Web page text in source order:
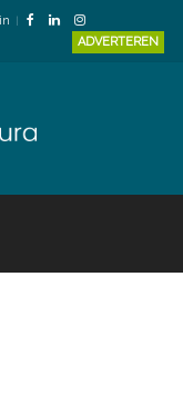
ADVERTEREN